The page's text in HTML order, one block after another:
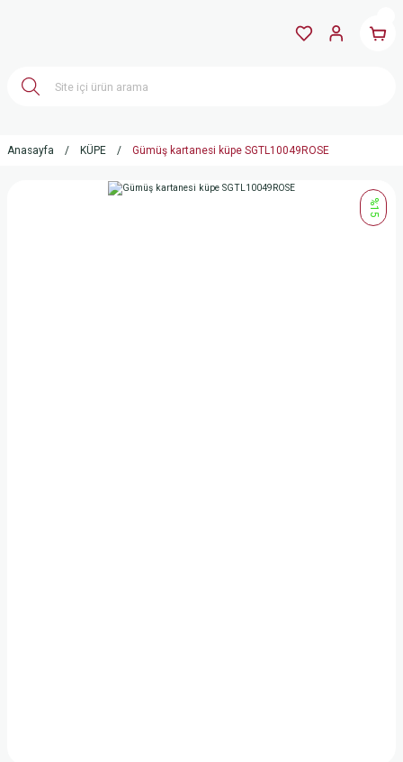
Anasayfa KÜPE Gümüş kartanesi küpe SGTL10049ROSE
%15